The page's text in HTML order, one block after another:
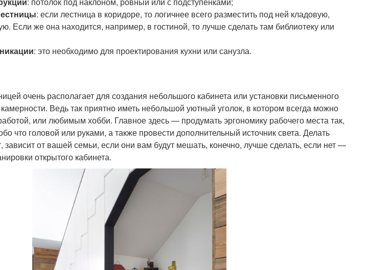
: если лестница в коридоре, то логичнее всего разместить под ней кладовую,
Если же она находится, например, в гостиной, то лучше сделать там библиотеку или
: это необходимо для проектирования кухни или санузла.
очень располагает для создания небольшого кабинета или установки письменного
Ведь так приятно иметь небольшой уютный уголок, в котором всегда можно
или любимым хобби. Главное здесь — продумать эргономику рабочего места так,
что головой или руками, а также провести дополнительный источник света. Делать
зависит от вашей семьи, если они вам будут мешать, конечно, лучше сделать, если нет —
открытого кабинета.